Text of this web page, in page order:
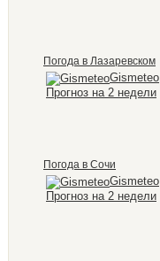
Погода в Лазаревском
Gismeteo
Прогноз на 2 недели
Погода в Сочи
Gismeteo
Прогноз на 2 недели